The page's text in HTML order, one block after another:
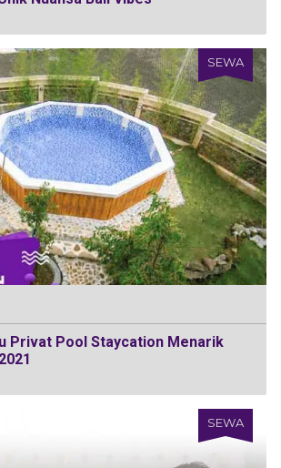
SEWA
Privat Pool Staycation Menarik
SEWA